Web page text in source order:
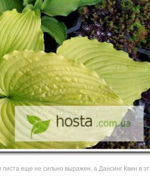
еще не сильно выражен, а Дансинг Квин в